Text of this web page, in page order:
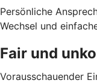
Persönliche
Wechsel und
Fair und
Vorausschauender